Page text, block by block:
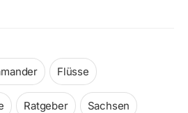
Flüsse
Ratgeber Sachsen